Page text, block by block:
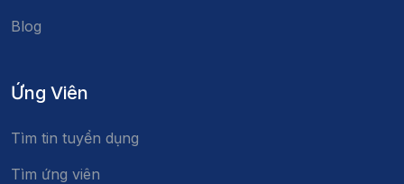
Blog
Ứng Viên
Tìm tin tuyển dụng
Tìm ứng viên